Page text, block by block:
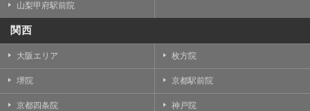
山梨甲府駅前院
関西
大阪エリア 枚方院
堺院 京都駅前院
京都四条院 神戸院